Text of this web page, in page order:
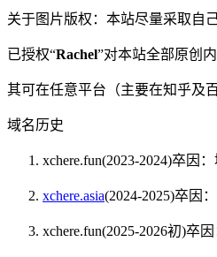
关于图片版权：本站尽量采取自
已授权“Rachel”对本站全部原创
其可在任意平台（主要在知乎及
域名历史
xchere.fun(2023-2024)卒因
xchere.asia(2024-2025)卒因
xchere.fun(2025-2026初)卒